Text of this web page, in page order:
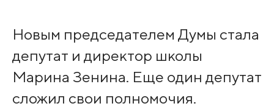
Новым председателем Думы стала
депутат и директор школы
Марина Зенина. Еще один депутат
сложил свои полномочия.